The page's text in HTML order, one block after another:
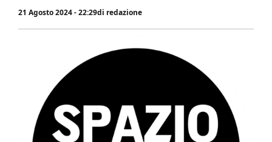
21 Agosto 2024 - 22:29di redazione